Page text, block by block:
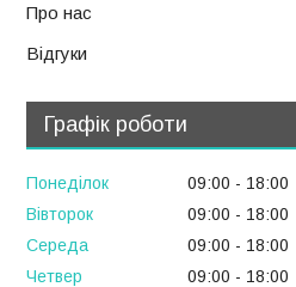
Про нас
Відгуки
Графік роботи
Понеділок 09:00
18:00
Вівторок
09:00
18:00
Середа
09:00
18:00
Четвер
09:00
18:00